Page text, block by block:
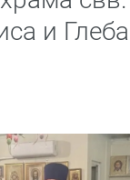
и Глеба